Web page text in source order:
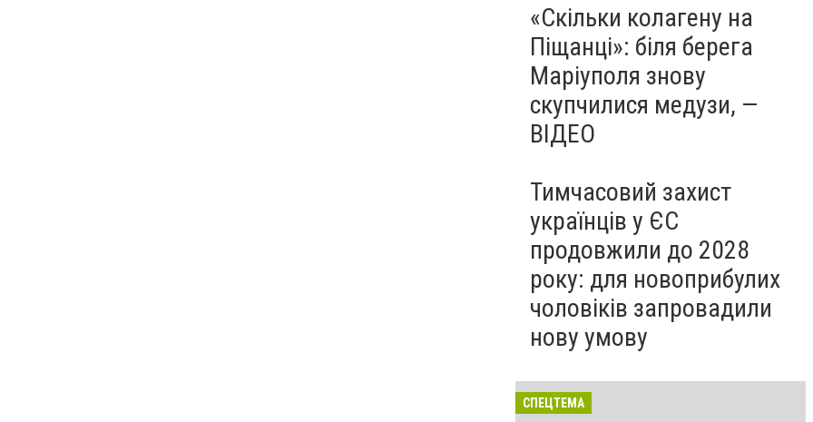
«Скільки колагену на
Піщанці»: біля берега
Маріуполя знову
скупчилися медузи, —
ВІДЕО
Тимчасовий захист
українців у ЄС
продовжили до 2028
року: для новоприбулих
чоловіків запровадили
нову умову
СПЕЦТЕМА